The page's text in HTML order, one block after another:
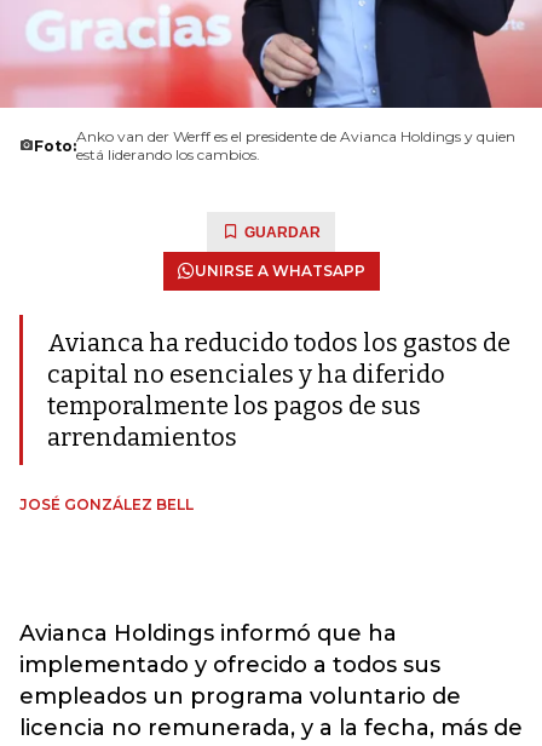
Foto:Anko van der Werff es el presidente de Avianca Holdings y quien
está liderando los cambios.
GUARDAR
UNIRSE A WHATSAPP
Avianca ha reducido todos los gastos de
capital no esenciales y ha diferido
temporalmente los pagos de sus
arrendamientos
JOSÉ GONZÁLEZ BELL
Avianca Holdings informó que ha
implementado y ofrecido a todos sus
empleados un programa voluntario de
licencia no remunerada, y a la fecha, más de